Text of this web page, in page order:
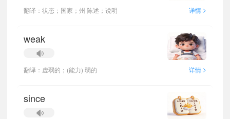
翻译：状态；国家；州 陈述；说明 详情 >
weak
翻译：虚弱的；(能力) 弱的 详情 >
since